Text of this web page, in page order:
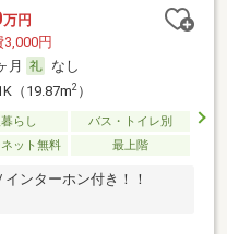
万円
円
月
なし
（19.87m2）
らし
バス・トイレ別
ット無料 最上階
ンターホン付き！！